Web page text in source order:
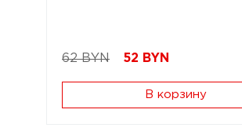
62 BYN 52 BYN
В корзину